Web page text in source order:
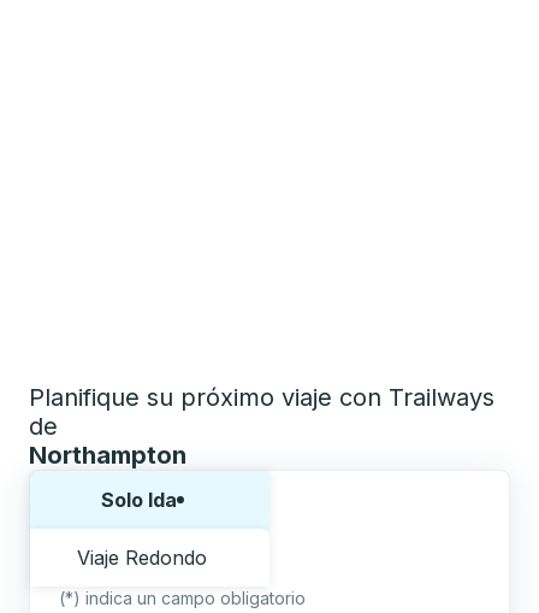
Planifique su próximo viaje con Trailways
de
Northampton
Solo Ida
Viaje Redondo
(*) indica un campo obligatorio